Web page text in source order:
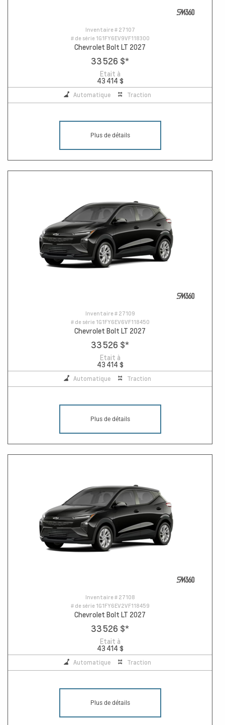
Inventaire # 27107
# de série 1G1FY6EV9VF118300
Chevrolet Bolt LT 2027
33 526 $*
Etait à
43 414 $
Automatique Traction
Plus de détails
Inventaire # 27109
# de série 1G1FY6EV6VF118450
Chevrolet Bolt LT 2027
33 526 $*
Etait à
43 414 $
Automatique Traction
Plus de détails
Inventaire # 27108
# de série 1G1FY6EV2VF118459
Chevrolet Bolt LT 2027
33 526 $*
Etait à
43 414 $
Automatique Traction
Plus de détails